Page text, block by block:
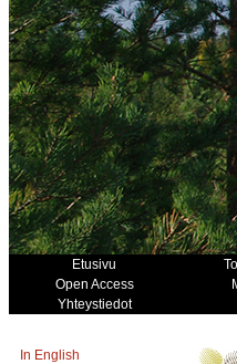
Etusivu
Open Access
Yhteystiedot
In English